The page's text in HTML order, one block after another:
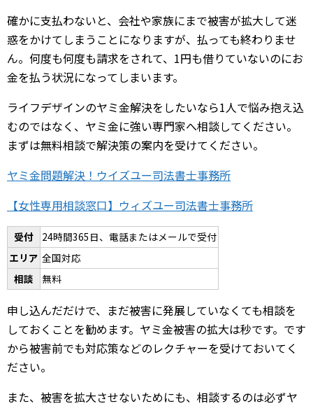
確かに支払わないと、会社や家族にまで被害が拡大して迷
惑をかけてしまうことになりますが、払っても終わりませ
ん。何度も何度も請求をされて、1円も借りていないのにお
金を払う状況になってしまいます。
ライフデザインのヤミ金解決をしたいなら1人で悩み抱え込
むのではなく、ヤミ金に強い専門家へ相談してください。
まずは無料相談で解決策の案内を受けてください。
ヤミ金問題解決！ウイズユー司法書士事務所
【女性専用相談窓口】ウィズユー司法書士事務所
受付
24時間365日、電話またはメールで受付
エリア 全国対応
相談
無料
申し込んだだけで、まだ被害に発展していなくても相談を
しておくことを勧めます。ヤミ金被害の拡大は秒です。です
から被害前でも対応策などのレクチャーを受けておいてく
ださい。
また、被害を拡大させないためにも、相談するのは必ずヤ